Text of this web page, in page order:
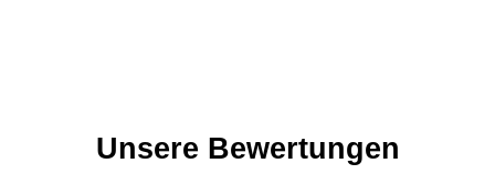
Unsere Bewertungen